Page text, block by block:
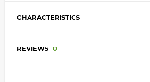
CHARACTERISTICS
REVIEWS 0